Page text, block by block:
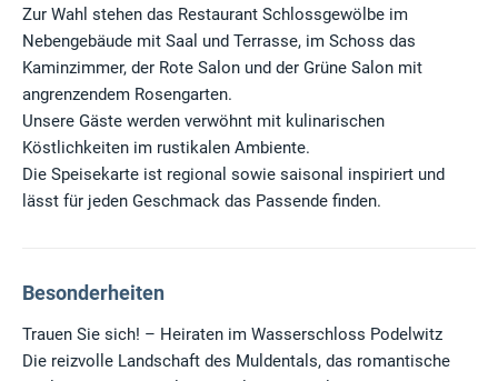
Zur Wahl stehen das Restaurant Schlossgewölbe im
Nebengebäude mit Saal und Terrasse, im Schoss das
Kaminzimmer, der Rote Salon und der Grüne Salon mit
angrenzendem Rosengarten.
Unsere Gäste werden verwöhnt mit kulinarischen
Köstlichkeiten im rustikalen Ambiente.
Die Speisekarte ist regional sowie saisonal inspiriert und
lässt für jeden Geschmack das Passende finden.
Besonderheiten
Trauen Sie sich! – Heiraten im Wasserschloss Podelwitz
Die reizvolle Landschaft des Muldentals, das romantische